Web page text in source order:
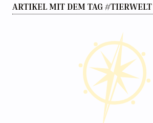
NEWS
ARTIKEL MIT DEM TAG #TIERWELT